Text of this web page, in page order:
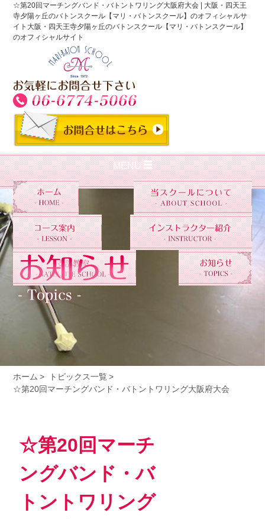
☆第20回マーチングバンド・バトントワリング大阪府大会 | 大阪・四天王
寺夕陽ヶ丘のバトンスクール【マリ・バトンスクール】のオフィシャルサ
イト大阪・四天王寺夕陽ヶ丘のバトンスクール【マリ・バトンスクール】
のオフィシャルサイト
MENU
ホーム
トピックス一覧
☆第20回マーチングバンド・バトントワリング大阪府大会
☆第20回マーチ
ングバンド・バ
トントワリング